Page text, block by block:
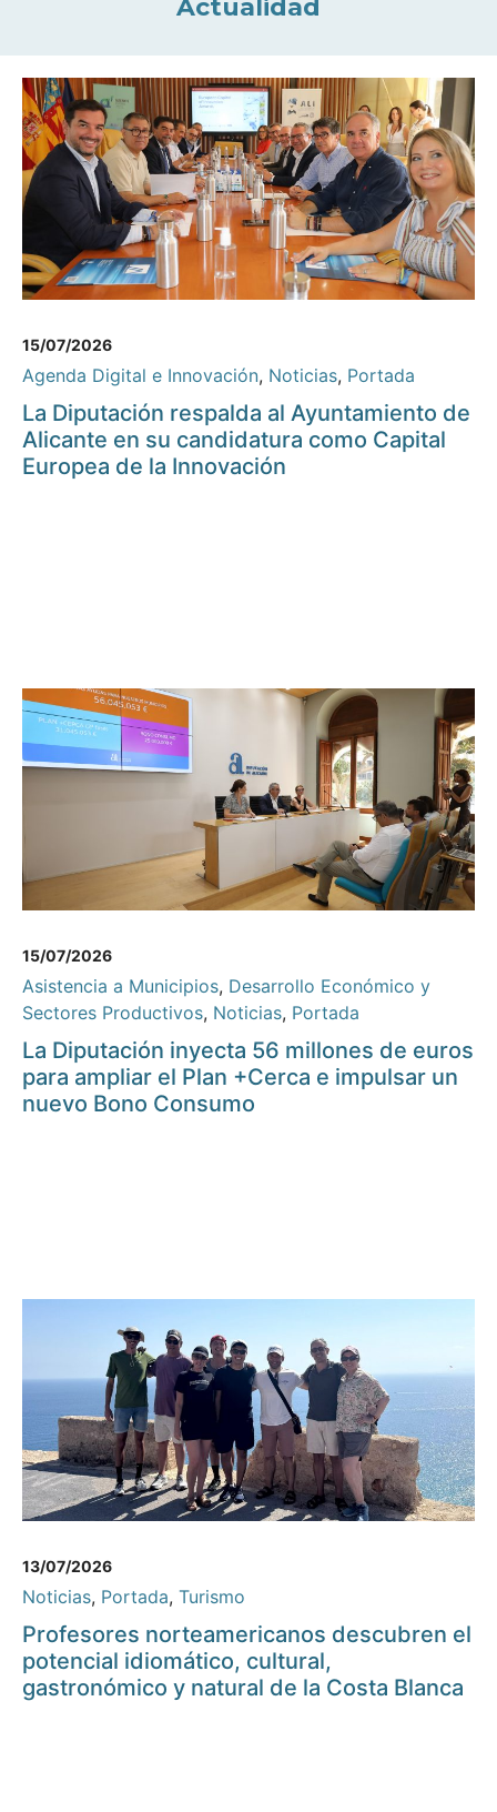
Actualidad
15/07/2026
Agenda Digital e Innovación, Noticias, Portada
La Diputación respalda al Ayuntamiento de
Alicante en su candidatura como Capital
Europea de la Innovación
15/07/2026
Asistencia a Municipios, Desarrollo Económico y
Sectores Productivos, Noticias, Portada
La Diputación inyecta 56 millones de euros
para ampliar el Plan +Cerca e impulsar un
nuevo Bono Consumo
13/07/2026
Noticias, Portada, Turismo
Profesores norteamericanos descubren el
potencial idiomático, cultural,
gastronómico y natural de la Costa Blanca